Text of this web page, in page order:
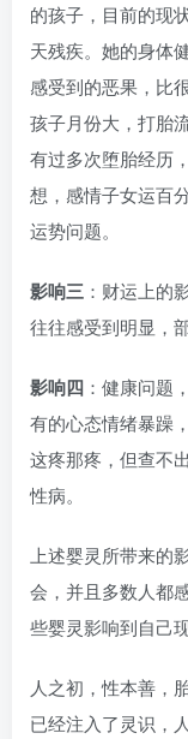
的孩子，目前的现
天残疾。她的身体
感受到的恶果，比
孩子月份大，打胎
有过多次堕胎经历
想，感情子女运百
运势问题。
影响三 ：财运上的
往往感受到明显，
影响四 ：健康问题
有的心态情绪暴躁
这疼那疼，但查不
性病。
上述婴灵所带来的
会，并且多数人都
些婴灵影响到自己
人之初，性本善，
已经注入了灵识，